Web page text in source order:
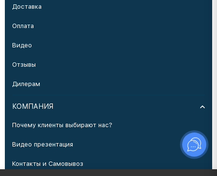
Доставка
Оплата
Видео
Отзывы
Дилерам
КОМПАНИЯ
Почему клиенты выбирают нас?
Видео презентация
Контакты и Самовывоз